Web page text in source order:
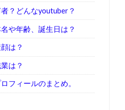
？どんなyoutuber？
や年齢、誕生日は？
は？
は？
フィールのまとめ。